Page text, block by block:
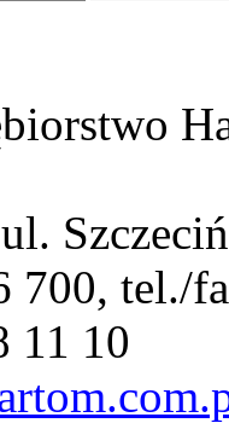
700, tel./
11 10